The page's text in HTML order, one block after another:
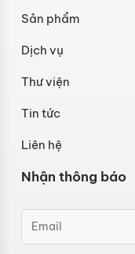
Sản phẩm
Dịch vụ
Thư viện
Tin tức
Liên hệ
Nhận thông báo